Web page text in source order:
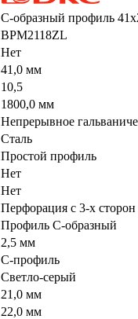
С-образный профиль
BPM2118ZL
Нет
41,0 мм
10,5
1800,0 мм
Непрерывное
Сталь
Простой профиль
Нет
Нет
Перфорация с 3-х сторон
Профиль С-образный
2,5 мм
С-профиль
Светло-серый
21,0 мм
22,0 мм